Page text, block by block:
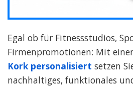
Egal ob für Fitnessstudios,
Firmenpromotionen: Mit
Kork personalisiert setzen
nachhaltiges, funktionales